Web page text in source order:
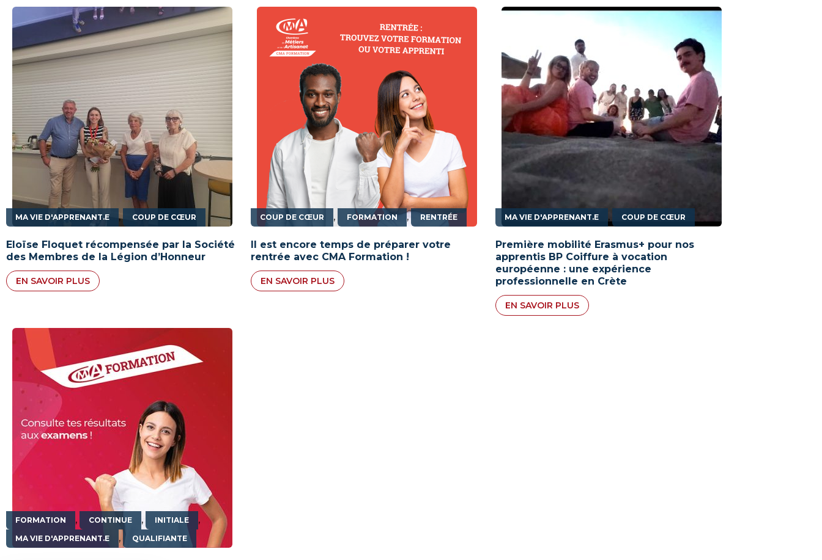
MA VIE D'APPRENANT.E , COUP DE CŒUR
Eloïse Floquet récompensée par la Société
des Membres de la Légion d’Honneur
EN SAVOIR PLUS
COUP DE CŒUR , FORMATION , RENTRÉE
Il est encore temps de préparer votre
rentrée avec CMA Formation !
EN SAVOIR PLUS
MA VIE D'APPRENANT.E , COUP DE CŒUR
Première mobilité Erasmus+ pour nos
apprentis BP Coiffure à vocation
européenne : une expérience
professionnelle en Crète
EN SAVOIR PLUS
FORMATION , CONTINUE , INITIALE ,
MA VIE D'APPRENANT.E , QUALIFIANTE